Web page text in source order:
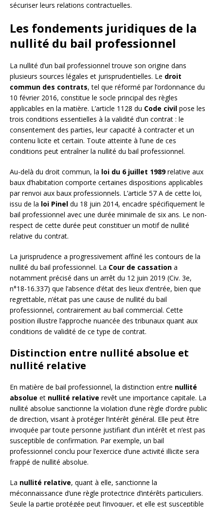
sécuriser leurs relations contractuelles.
Les fondements juridiques de la
nullité du bail professionnel
La nullité d’un bail professionnel trouve son origine dans
plusieurs sources légales et jurisprudentielles. Le droit
commun des contrats, tel que réformé par l’ordonnance du
10 février 2016, constitue le socle principal des règles
applicables en la matière. L’article 1128 du Code civil pose les
trois conditions essentielles à la validité d’un contrat : le
consentement des parties, leur capacité à contracter et un
contenu licite et certain. Toute atteinte à l’une de ces
conditions peut entraîner la nullité du bail professionnel.
Au-delà du droit commun, la loi du 6 juillet 1989relative aux
baux d’habitation comporte certaines dispositions applicables
par renvoi aux baux professionnels. L’article 57 A de cette loi,
issu de la loi Pinel du 18 juin 2014, encadre spécifiquement le
bail professionnel avec une durée minimale de six ans. Le non-
respect de cette durée peut constituer un motif de nullité
relative du contrat.
La jurisprudence a progressivement affiné les contours de la
nullité du bail professionnel. La Cour de cassation a
notamment précisé dans un arrêt du 12 juin 2019 (Civ. 3e,
n°18-16.337) que l’absence d’état des lieux d’entrée, bien que
regrettable, n’était pas une cause de nullité du bail
professionnel, contrairement au bail commercial. Cette
position illustre l’approche nuancée des tribunaux quant aux
conditions de validité de ce type de contrat.
Distinction entre nullité absolue et
nullité relative
En matière de bail professionnel, la distinction entre nullité
absolue et nullité relative revêt une importance capitale. La
nullité absolue sanctionne la violation d’une règle d’ordre public
de direction, visant à protéger l’intérêt général. Elle peut être
invoquée par toute personne justifiant d’un intérêt et n’est pas
susceptible de confirmation. Par exemple, un bail
professionnel conclu pour l’exercice d’une activité illicite sera
frappé de nullité absolue.
La nullité relative, quant à elle, sanctionne la
méconnaissance d’une règle protectrice d’intérêts particuliers.
Seule la partie protégée peut l’invoquer, et elle est susceptible